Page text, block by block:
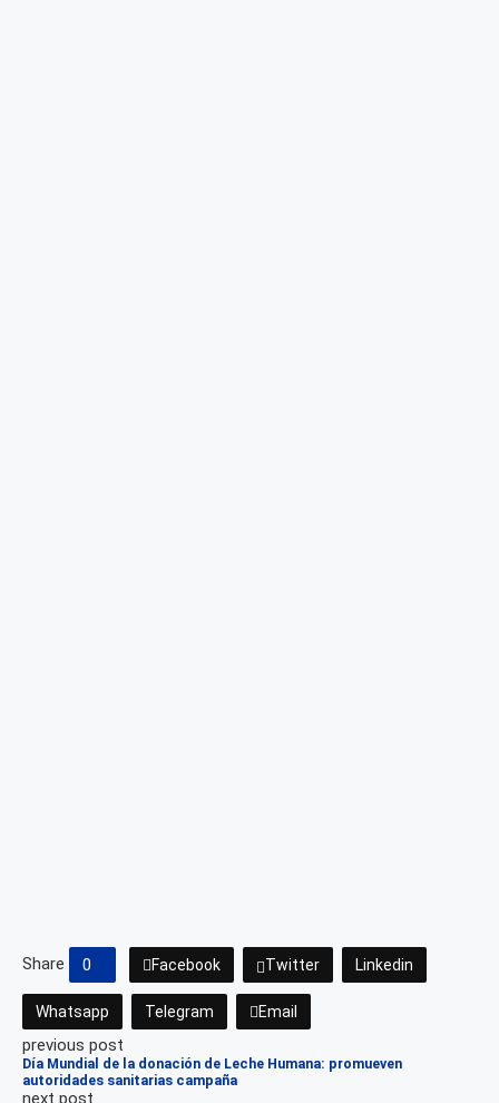
Share 0 Facebook Twitter Linkedin
Whatsapp Telegram Email
previous post
Día Mundial de la donación de Leche Humana: promueven
autoridades sanitarias campaña
next post